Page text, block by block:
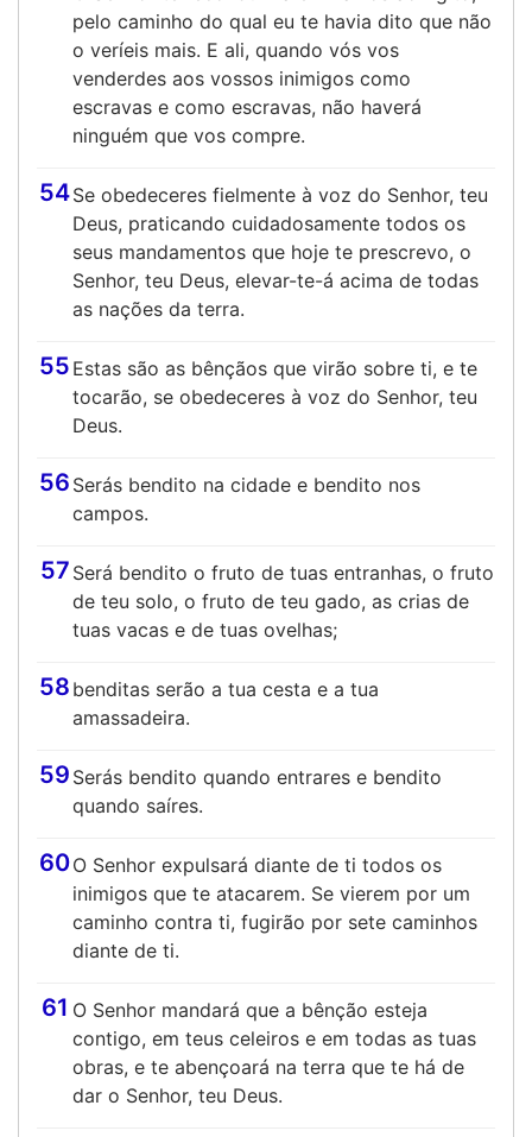
pelo caminho do qual eu te havia dito que não
o veríeis mais. E ali, quando vós vos
venderdes aos vossos inimigos como
escravas e como escravas, não haverá
ninguém que vos compre.
54Se obedeceres fielmente à voz do Senhor, teu
Deus, praticando cuidadosamente todos os
seus mandamentos que hoje te prescrevo, o
Senhor, teu Deus, elevar-te-á acima de todas
as nações da terra.
55 Estas são as bênçãos que virão sobre ti, e te
tocarão, se obedeceres à voz do Senhor, teu
Deus.
56 Serás bendito na cidade e bendito nos
campos.
57 Será bendito o fruto de tuas entranhas, o fruto
de teu solo, o fruto de teu gado, as crias de
tuas vacas e de tuas ovelhas;
58 benditas serão a tua cesta e a tua
amassadeira.
59 Serás bendito quando entrares e bendito
quando saíres.
60O Senhor expulsará diante de ti todos os
inimigos que te atacarem. Se vierem por um
caminho contra ti, fugirão por sete caminhos
diante de ti.
61 O Senhor mandará que a bênção esteja
contigo, em teus celeiros e em todas as tuas
obras, e te abençoará na terra que te há de
dar o Senhor, teu Deus.